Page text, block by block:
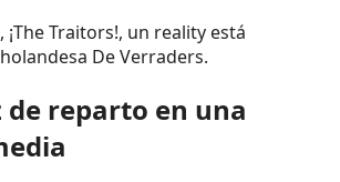
¡The Traitors!, un reality está
De Verraders.
reparto en una